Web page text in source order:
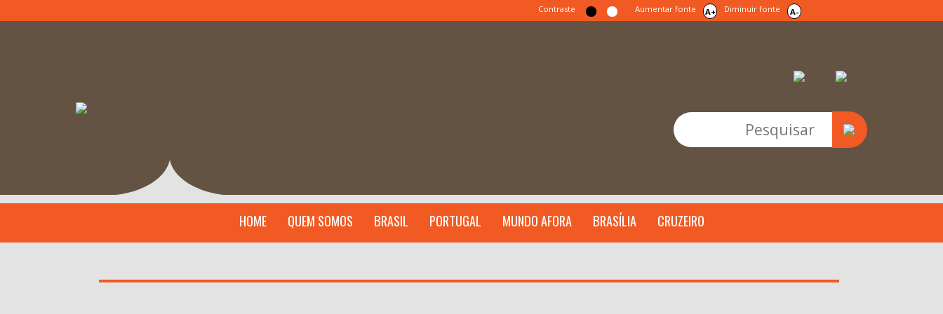
Contraste Aumentar fonte A+ Diminuir fonte A-
HOME QUEM SOMOS BRASIL PORTUGAL MUNDO AFORA BRASÍLIA CRUZEIRO